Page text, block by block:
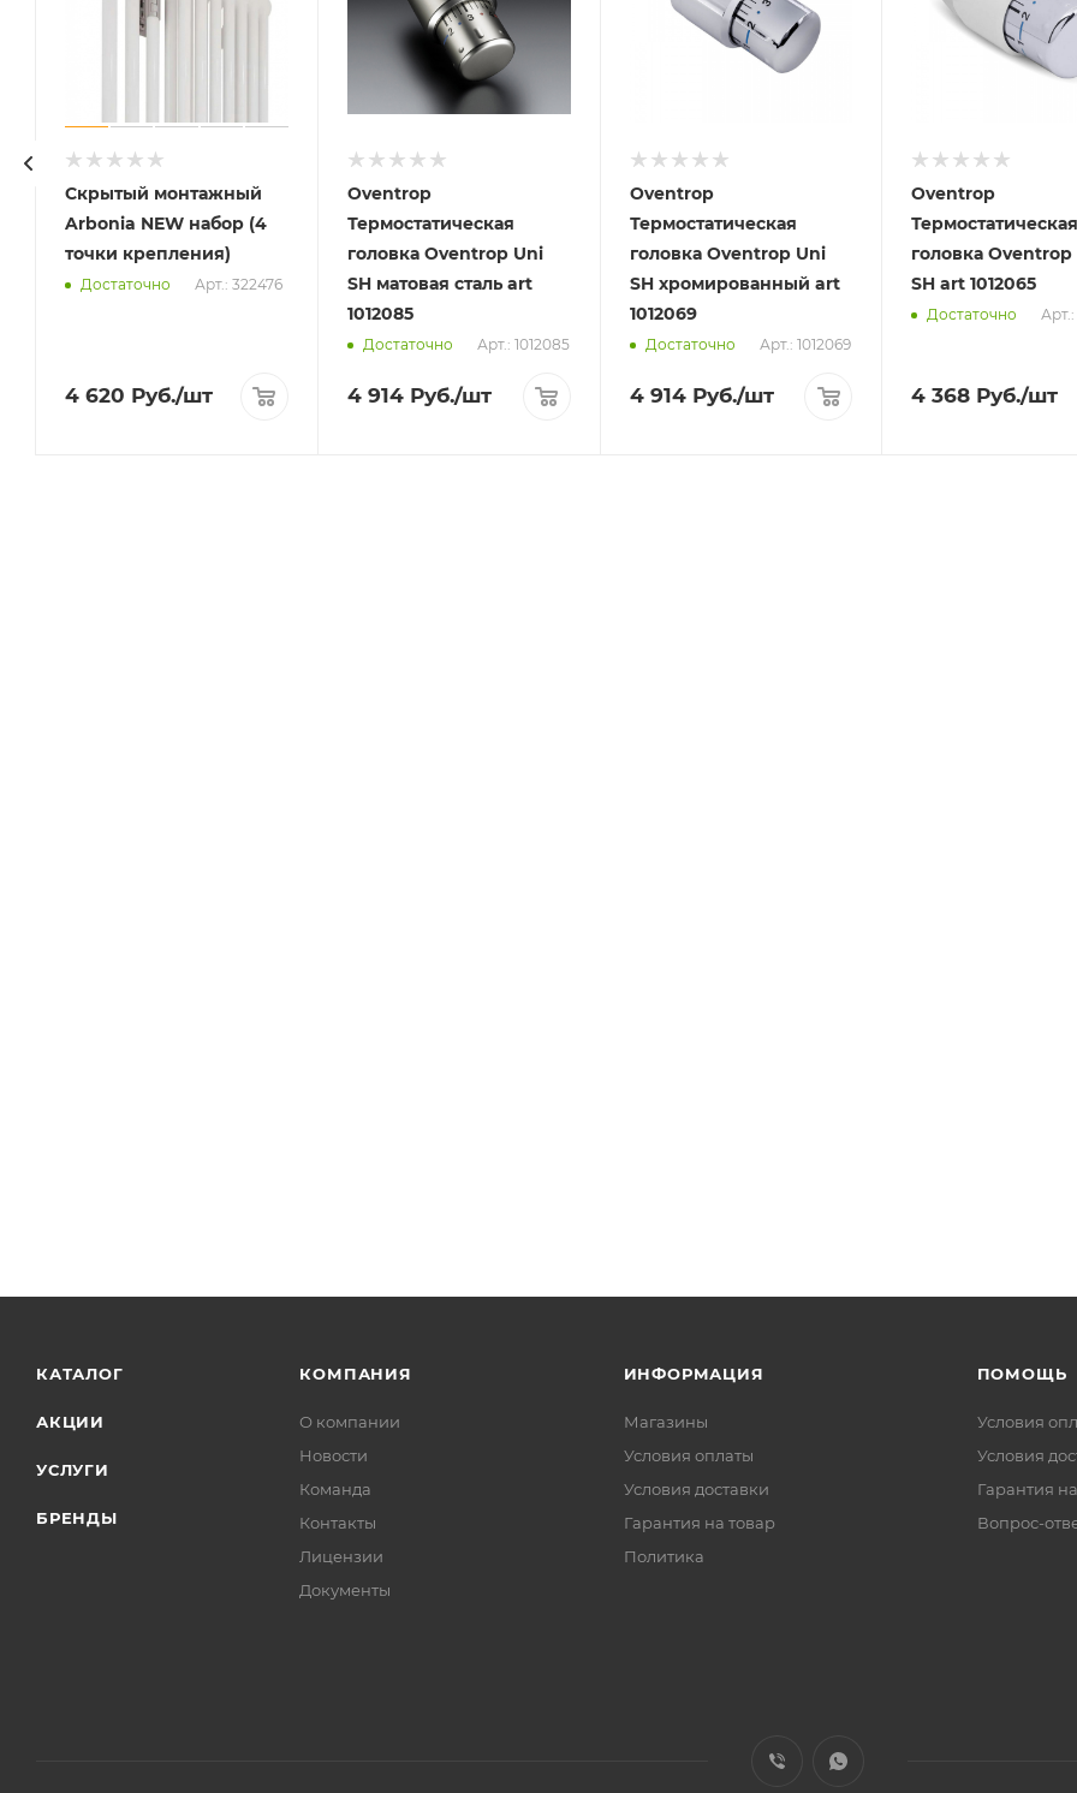
Скрытый монтажный
Arbonia NEW набор (4
точки крепления)
Достаточно Арт.: 322476
4 620 Руб./шт
Oventrop
Термостатическая
головка Oventrop Uni
SH матовая сталь art
1012085
Достаточно Арт.: 1012085
4 914Руб./шт
Oventrop
Термостатическая
головка Oventrop Uni
SH хромированный art
1012069
Достаточно Арт.: 1012069
4 914Руб./шт
Oventrop
Термостатическая
головка Oventrop
SH art 1012065
Достаточно Арт.:
4 368 Руб./шт
КАТАЛОГ
АКЦИИ
УСЛУГИ
БРЕНДЫ
КОМПАНИЯ
О компании
Новости
Команда
Контакты
Лицензии
Документы
ИНФОРМАЦИЯ
Магазины
Условия оплаты
Условия доставки
Гарантия на товар
Политика
ПОМОЩЬ
Условия
Условия
Гарантия
Вопрос-